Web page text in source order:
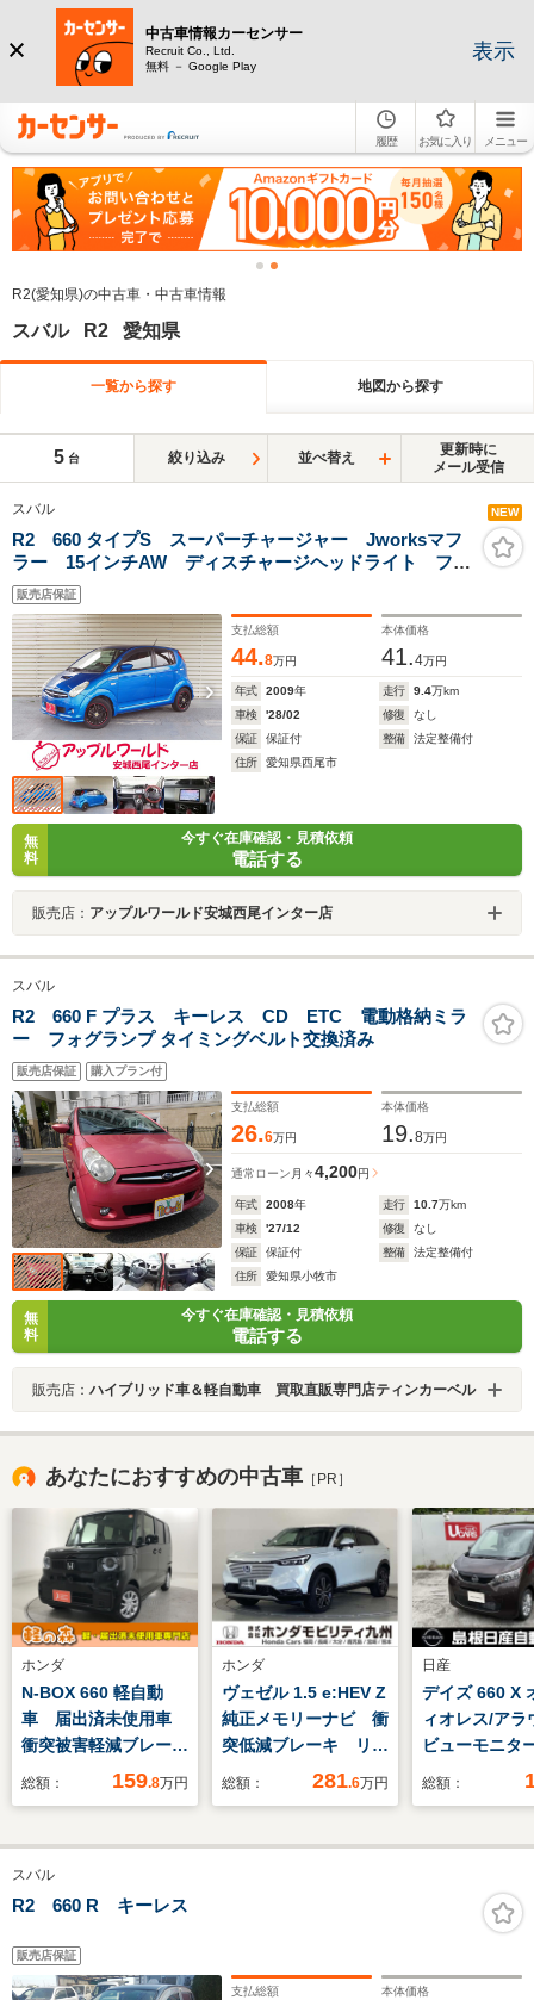
中古車情報カーセンサー
Recruit Co., Ltd.
無料 － Google Play
表示
履歴 お気に入り メニュー
R2(愛知県)の中古車・中古車情報
スバル R2 愛知県
一覧から探す 地図から探す
5 台 絞り込み 並べ替え
更新時に
メール受信
スバル NEW
R2 660 タイプS スーパーチャージャー Jworksマフ
ラー 15インチAW ディスチャージヘッドライト フォ
グランプ イクリプスSDナビ フルセグTV DVD再生
ETC キーレス
販売店保証
支払総額
44.8万円
本体価格
41.4万円
年式 2009年 走行 9.4万km
車検
'28/02 修復
なし
保証
保証付 整備
法定整備付
住所
愛知県西尾市
無
料
今すぐ在庫確認・見積依頼
電話する
販売店： アップルワールド安城西尾インター店
スバル
R2 660 F プラス キーレス CD ETC 電動格納ミラ
ー フォグランプ タイミングベルト交換済み
販売店保証 購入プラン付
支払総額
26.6万円
本体価格
19.8万円
通常ローン 月々4,200円
年式 2008年 走行 10.7万km
車検
'27/12 修復
なし
保証
保証付 整備
法定整備付
住所
愛知県小牧市
無
料
今すぐ在庫確認・見積依頼
電話する
販売店： ハイブリッド車＆軽自動車 買取直販専門店ティンカーベル
あなたにおすすめの中古車 ［PR］
ホンダ
N-BOX 660 軽自動
車 届出済未使用車
衝突被害軽減ブレー
キ アダプティブクル
ステム シートヒータ
ー 両側スライド片側
電動ドア バックカメ
ルフラットシート
総額： 159.8万円
ホンダ
ヴェゼル 1.5 e:HEV Z
純正メモリーナビ 衝
突低減ブレーキ リア
カメラ LEDヘッド
ール 本革ステア
総額： 281.6万円
日産
デイズ 660 X
ィオレス/アラ
ビューモニタ
総額：
スバル
R2 660 R キーレス
販売店保証
支払総額 本体価格